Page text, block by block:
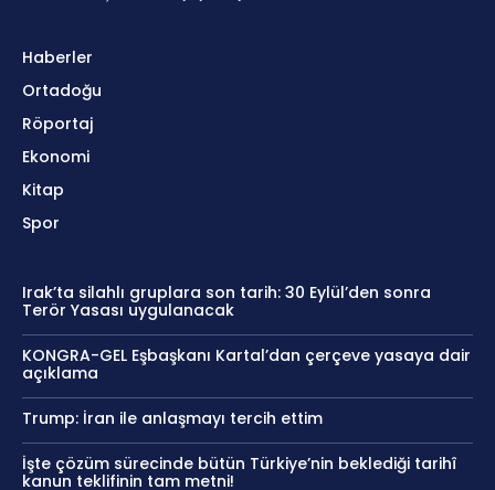
Haberler
Ortadoğu
Röportaj
Ekonomi
Kitap
Spor
Irak’ta silahlı gruplara son tarih: 30 Eylül’den sonra
Terör Yasası uygulanacak
KONGRA-GEL Eşbaşkanı Kartal’dan çerçeve yasaya dair
açıklama
Trump: İran ile anlaşmayı tercih ettim
İşte çözüm sürecinde bütün Türkiye’nin beklediği tarihî
kanun teklifinin tam metni!